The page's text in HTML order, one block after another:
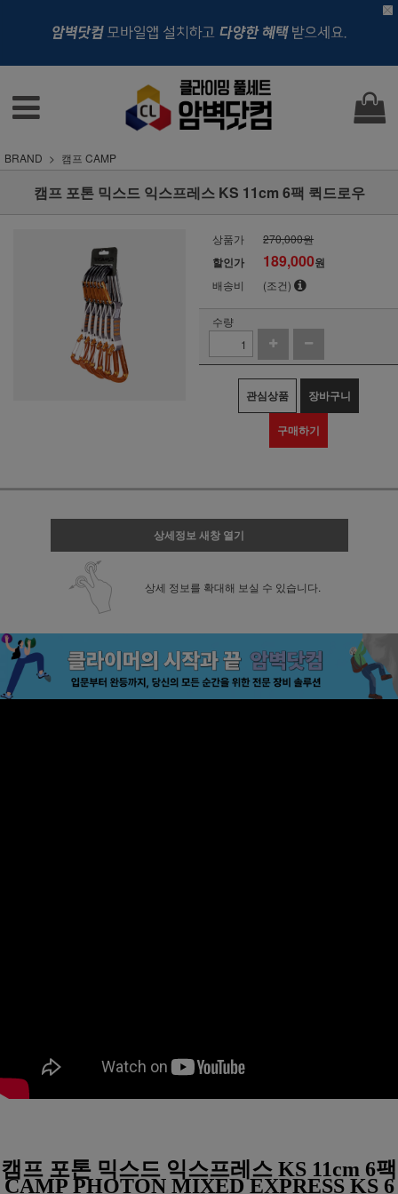
BRAND 캠프 CAMP
캠프 포톤 믹스드 익스프레스 KS 11cm 6팩 퀵드로우
상품가 270,000원
할인가 189,000원
배송비 (조건)
수량
관심상품 장바구니
구매하기
상세정보 새창 열기
상세 정보를 확대해 보실 수 있습니다.
캠프 포톤 믹스드 익스프레스 KS 11cm 6팩
CAMP PHOTON MIXED EXPRESS KS 6